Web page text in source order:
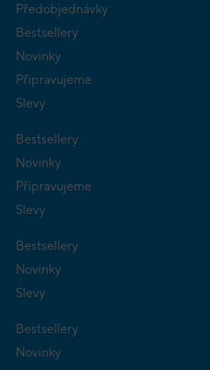
Předobjednávky
Bestsellery
Novinky
Připravujeme
Slevy
Bestsellery
Novinky
Připravujeme
Slevy
Bestsellery
Novinky
Slevy
Bestsellery
Novinky